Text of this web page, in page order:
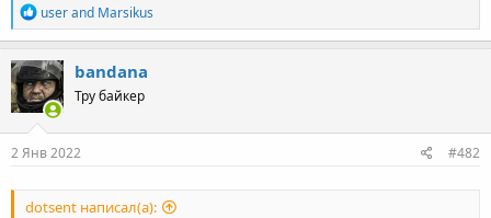
R
e
a
c
t
i
o
n
s
userand Marsikus
bandana
Тру байкер
2 Янв 2022 #482
dotsent написал(а):